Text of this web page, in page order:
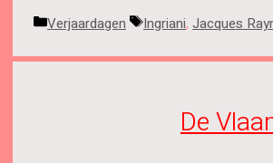
Categorieën
Verjaardagen Tags
Ingriani, Jacques
De